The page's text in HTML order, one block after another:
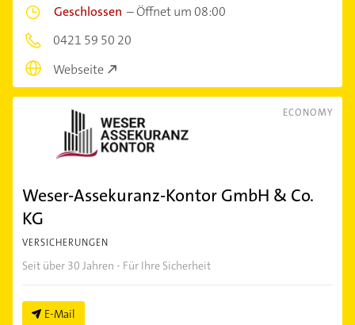
Geschlossen –Öffnet um 08:00
0421 59 50 20
Webseite
ECONOMY
Weser-Assekuranz-Kontor GmbH & Co.
KG
VERSICHERUNGEN
Seit über 30 Jahren - Für Ihre Sicherheit
E-Mail